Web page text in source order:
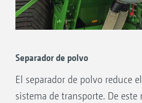
accionamiento directo de la
tractor.
Separador de polvo
El separador de polvo reduce
sistema de transporte. De este